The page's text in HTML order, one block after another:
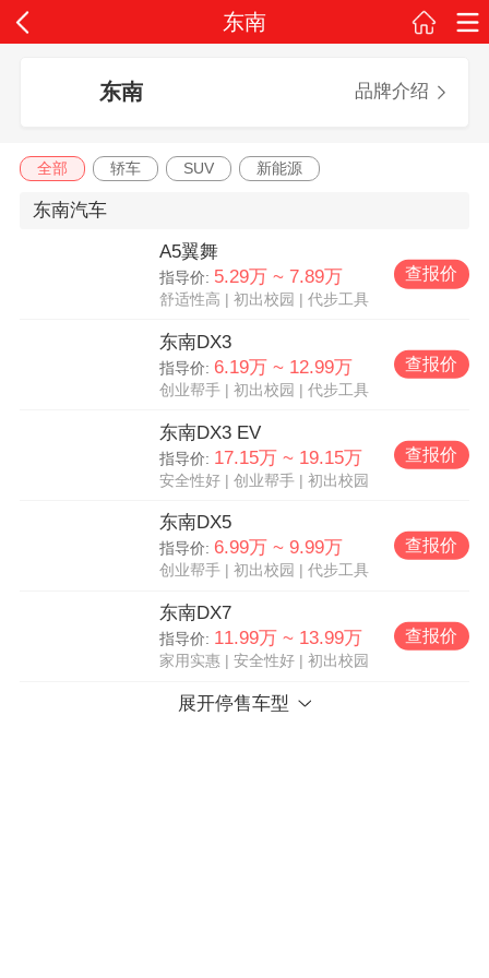
东南
东南 品牌介绍
全部 轿车 SUV 新能源
东南汽车
A5翼舞
指导价: 5.29万 ~ 7.89万
舒适性高 |初出校园 |代步工具
查报价
东南DX3
指导价: 6.19万 ~ 12.99万
创业帮手 |初出校园 |代步工具
查报价
东南DX3 EV
指导价: 17.15万 ~ 19.15万
安全性好 |创业帮手 |初出校园
查报价
东南DX5
指导价: 6.99万 ~ 9.99万
创业帮手 |初出校园 |代步工具
查报价
东南DX7
指导价: 11.99万 ~ 13.99万
家用实惠 |安全性好 |初出校园
查报价
展开停售车型